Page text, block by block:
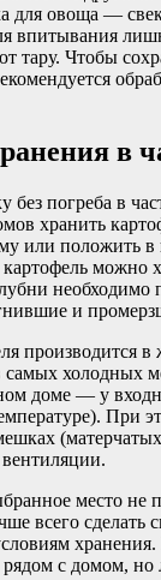
для овоща —
впитывания
тару. Чтобы
в
без погреба в
хранить
или положить
можно
необходимо
и
производится
самых холодных
доме — у
При
место не
всего сделать
рядом с домом,